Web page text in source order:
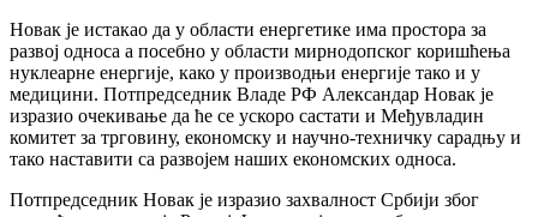
Новак је истакао да у области енергетике има простора за
развој односа а посебно у области мирнодопског коришћења
нуклеарне енергије, како у производњи енергије тако и у
медицини. Потпредседник Владе РФ Александар Новак је
изразио очекивање да ће се ускоро састати и Међувладин
комитет за трговину, економску и научно-техничку сарадњу и
тако наставити са развојем наших економских односа.
Потпредседник Новак је изразио захвалност Србији због